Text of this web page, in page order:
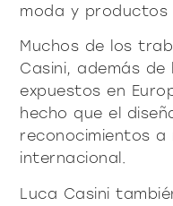
moda y productos
Muchos de los
Casini, además
expuestos en
hecho que el
reconocimientos a
internacional.
Luca Casini